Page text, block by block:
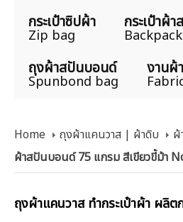
กระเป๋าซิปผ้า
Zip bag
กระเป๋าผ้
Backpack
ถุงผ้าสปันบอนด์
Spunbond bag
งานผ้
Home ถุงผ้าแคนวาส | ผ้าดิบ
ผ้าสปันบอนด์ 75 แกรม สีเขียวขี้ม้า
ถุงผ้าแคนวาส ทำกระเป๋าผ้า ผลิต